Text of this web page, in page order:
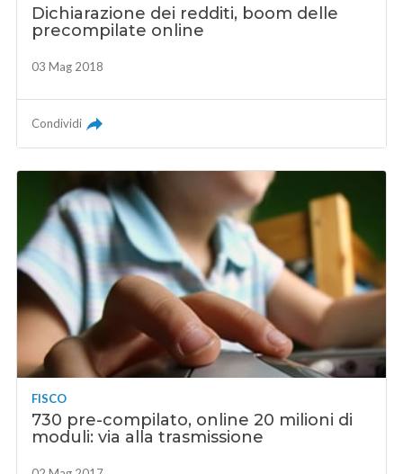
Dichiarazione dei redditi, boom delle
precompilate online
03 Mag 2018
Condividi
FISCO
730 pre-compilato, online 20 milioni di
moduli: via alla trasmissione